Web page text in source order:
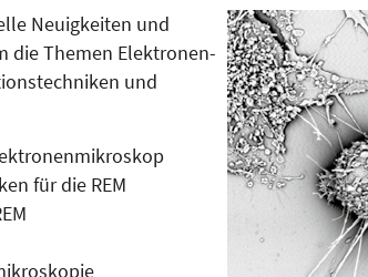
Neu­igkeiten und
die Themen Elektronen­
und
für die REM